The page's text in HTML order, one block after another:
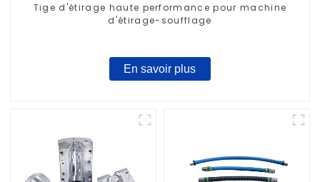
Tige d'étirage haute performance pour machine
d'étirage-soufflage
En savoir plus